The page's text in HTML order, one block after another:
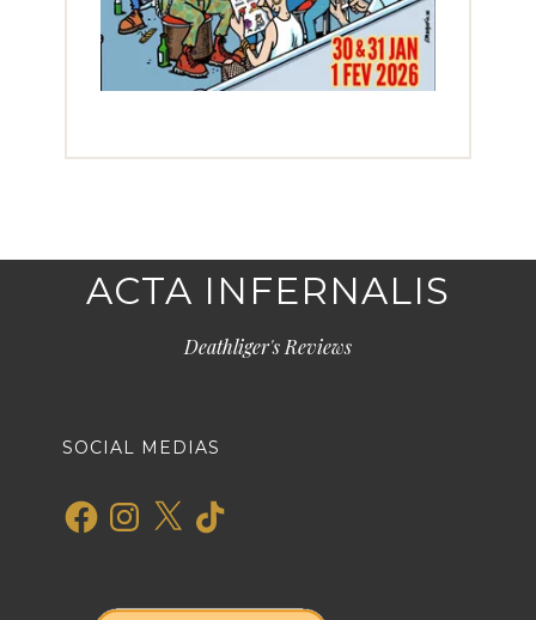
ACTA INFERNALIS
Deathliger's Reviews
SOCIAL MEDIAS
FacebookInstagram
X TikTok